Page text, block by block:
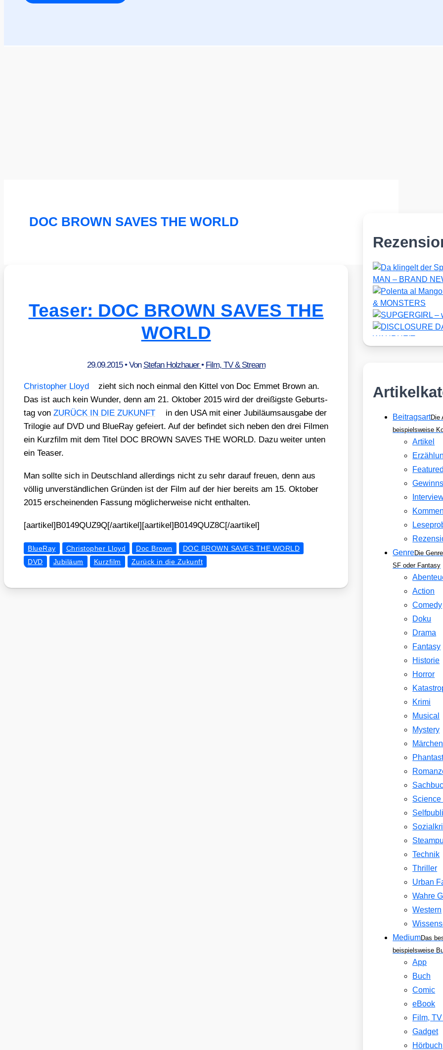
DOC BROWN SAVES THE WORLD
Teaser: DOC BROWN SAVES THE
WORLD
29.09.2015• Von Stefan Holzhauer• Film, TV & Stream
Chris­to­pher Lloyd
zieht sich noch ein­mal den Kit­tel von Doc Emmet Brown an.
Das ist auch kein Wun­der, denn am 21. Okto­ber 2015 wird der drei­ßigs­te Geburts­
tag von ZURÜCK IN DIE ZUKUNFT
in den USA mit einer Jubi­lä­ums­aus­ga­be der
Tri­lo­gie auf DVD und BlueR­ay gefei­ert. Auf der befin­det sich neben den drei Fil­men
ein Kurz­film mit dem Titel DOC BROWN SAVES THE WORLD. Dazu wei­ter unten
ein Teaser.
Man soll­te sich in Deutsch­land aller­dings nicht zu sehr dar­auf freu­en, denn aus
völ­lig unver­ständ­li­chen Grün­den ist der Film auf der hier bereits am 15. Okto­ber
2015 erschei­nen­den Fas­sung mög­li­cher­wei­se nicht ent­hal­ten.
[aartikel]B0149QUZ9Q[/aartikel][aartikel]B0149QUZ8C[/aartikel]
BlueRay Christopher Lloyd Doc Brown
DOC BROWN SAVES THE WORLD
DVD
Jubiläum Kurzfilm Zurück in die Zukunft
BeitragsartDie
beispielsweise
Artikel
GenreDie
SF oder Fantasy
Action
Comedy
Doku
Drama
Fantasy
Historie
Horror
Krimi
Musical
Mystery
Märchen
Science
Technik
Thriller
Urban
Wahre
Western
MediumDas
beispielsweise
App
Buch
Comic
eBook
Film,
Gadget
Hörbuch